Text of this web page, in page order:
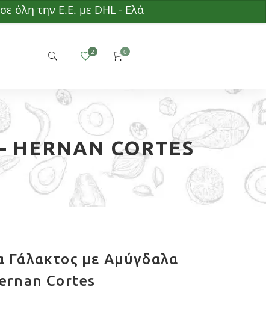
την Ε.Ε. με DHL - Ελάχιστη παραγγελία 50€ -
CORTES
Γάλακτος με Αμύγδαλα
Cortes